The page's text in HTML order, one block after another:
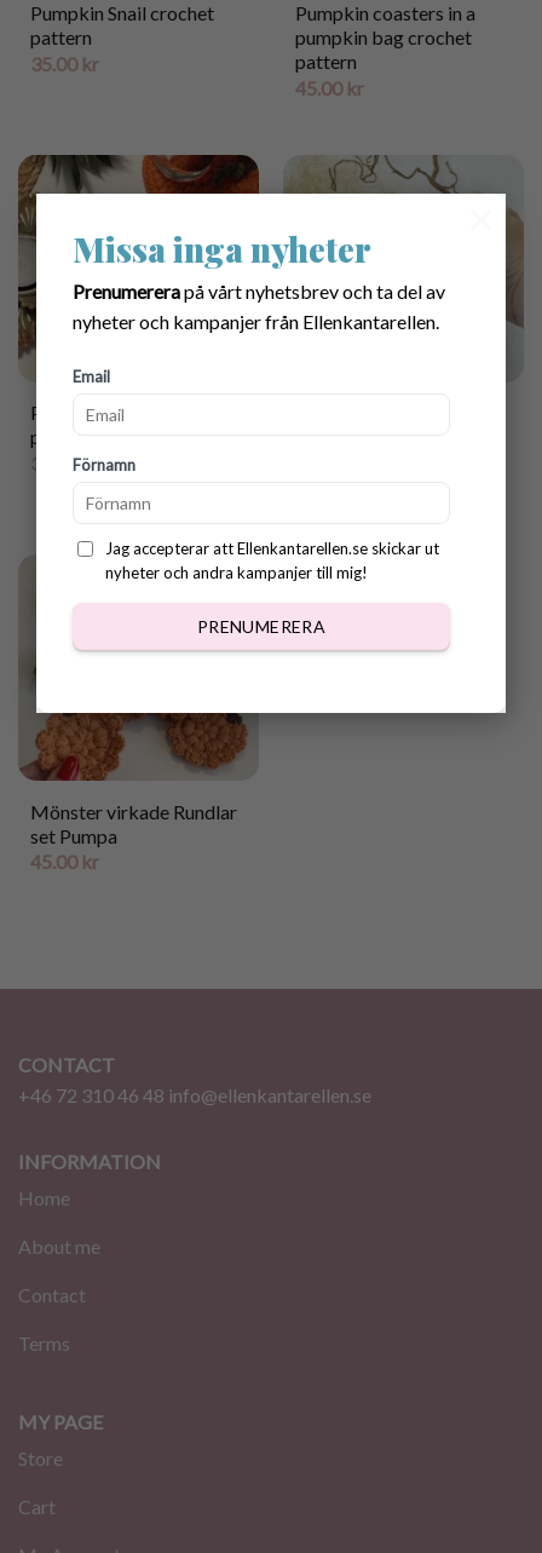
Missa inga nyheter
Prenumererapå vårt nyhetsbrev och ta del av
nyheter och kampanjer från Ellenkantarellen.
Email
Förnamn
Jag accepterar att Ellenkantarellen.se skickar ut
nyheter och andra kampanjer till mig!
PRENUMERERA
Pumpkin Snail crochet
pattern
35.00 kr
Pumpkin coasters in a
pumpkin bag crochet
pattern
45.00 kr
Pumpkin Coaster crochet
pattern
35.00kr
30.00kr
Mönster virkade Rundlar
set Pumpa
45.00 kr
CONTACT
+46 72 310 46 48 info@ellenkantarellen.se
INFORMATION
Home
About me
Contact
Terms
MY PAGE
Store
Cart